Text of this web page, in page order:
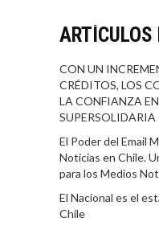
ARTÍCULOS
CON UN
CRÉDITOS, LOS
LA CONFIANZA
SUPERSOLIDARIA
El Poder del Email
Noticias en Chile.
para los Medios
El Nacional es el
Chile